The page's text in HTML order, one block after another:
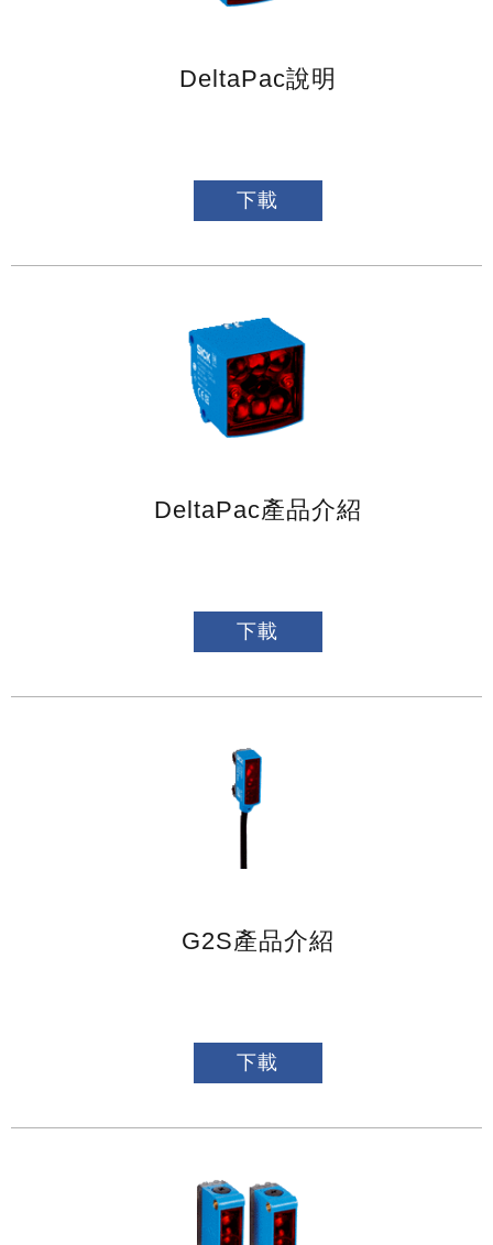
DeltaPac說明
下載
DeltaPac產品介紹
下載
G2S產品介紹
下載